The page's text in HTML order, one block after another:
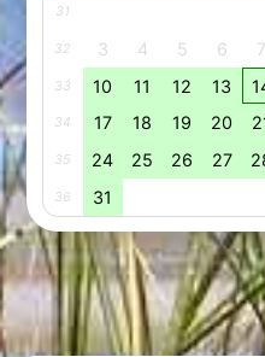
31
32 3 4 5 6 7
33 10 11 12 13
34 17 18 19 20
35 24 25 26 27
36 31